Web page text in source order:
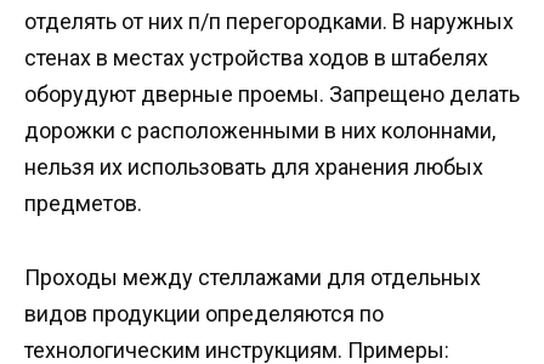
отделять от них п/п перегородками. В наружных
стенах в местах устройства ходов в штабелях
оборудуют дверные проемы. Запрещено делать
дорожки с расположенными в них колоннами,
нельзя их использовать для хранения любых
предметов.
Проходы между стеллажами для отдельных
видов продукции определяются по
технологическим инструкциям. Примеры: